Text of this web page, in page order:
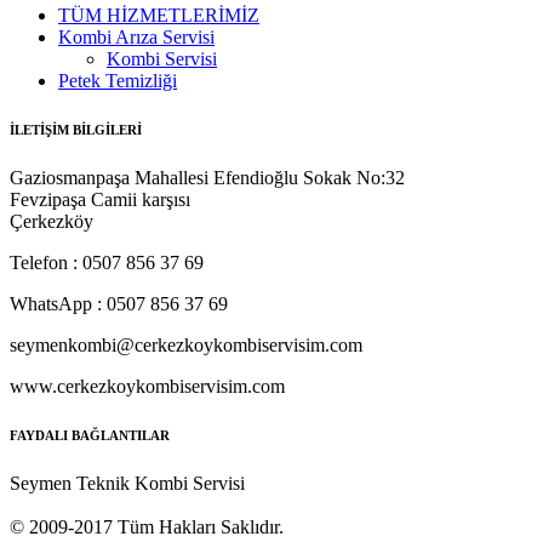
TÜM HİZMETLERİMİZ
Kombi Arıza Servisi
Kombi Servisi
Petek Temizliği
İLETİŞİM BİLGİLERİ
Gaziosmanpaşa Mahallesi Efendioğlu Sokak No:32
Fevzipaşa Camii karşısı
Çerkezköy
Telefon : 0507 856 37 69
WhatsApp : 0507 856 37 69
seymenkombi@cerkezkoykombiservisim.com
www.cerkezkoykombiservisim.com
FAYDALI BAĞLANTILAR
Seymen Teknik Kombi Servisi
© 2009-2017 Tüm Hakları Saklıdır.